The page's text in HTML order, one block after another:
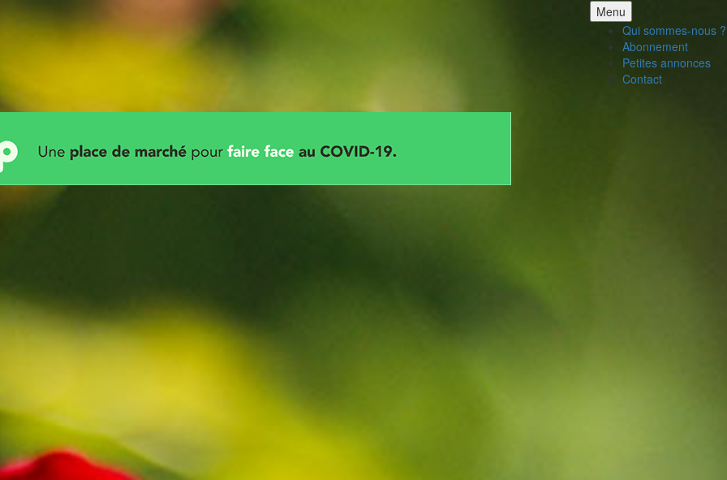
Menu
au
contenu
Qui sommes-nous ?
Abonnement
Petites annonces
Contact